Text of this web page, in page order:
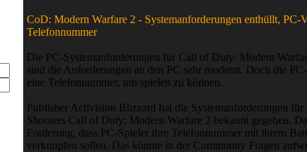
CoD: Modern Warfare 2 - Systemanforderungen enthüllt, PC-
Telefonnummer
Die PC-Systemanforderungen für Call of Duty: Modern
sind die Anforderungen an den PC sehr moderat. Doch die
eine Telefonnummer, um spielen zu können.
Publisher Activision Blizzard hat die Systemanforderungen für
Shooters Call of Duty: Modern Warfare 2 bekannt gegeben.
Forderung, dass PC-Spieler ihre Telefonnummer mit ihrem
verknüpfen sollen. Das könnte in der Community Fragen